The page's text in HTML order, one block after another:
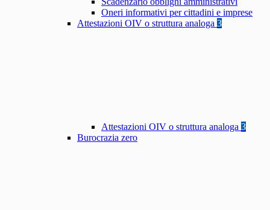
Oneri informativi per cittadini e imprese
Attestazioni OIV o struttura analoga 3
Attestazioni OIV o struttura analoga 3
Burocrazia zero